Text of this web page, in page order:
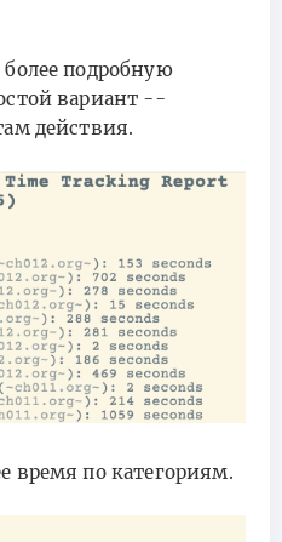
подробную
вариант --
действия.
время по категориям.